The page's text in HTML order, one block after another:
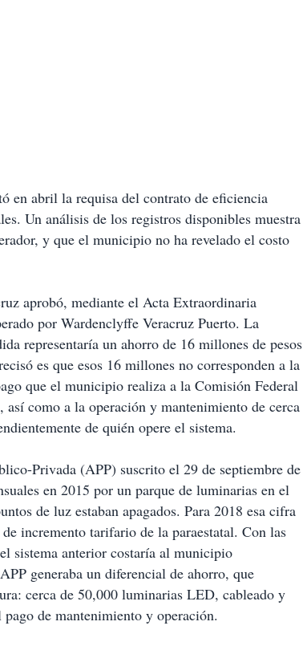
en abril la requisa del contrato de eficiencia
Un análisis de los registros disponibles muestra
y que el municipio no ha revelado el costo
aprobó, mediante el Acta Extraordinaria
por Wardenclyffe Veracruz Puerto. La
representaría un ahorro de 16 millones de pesos
es que esos 16 millones no corresponden a la
que el municipio realiza a la Comisión Federal
como a la operación y mantenimiento de cerca
de quién opere el sistema.
Privada (APP) suscrito el 29 de septiembre de
en 2015 por un parque de luminarias en el
de luz estaban apagados. Para 2018 esa cifra
incremento tarifario de la paraestatal. Con las
sistema anterior costaría al municipio
generaba un diferencial de ahorro, que
cerca de 50,000 luminarias LED, cableado y
de mantenimiento y operación.